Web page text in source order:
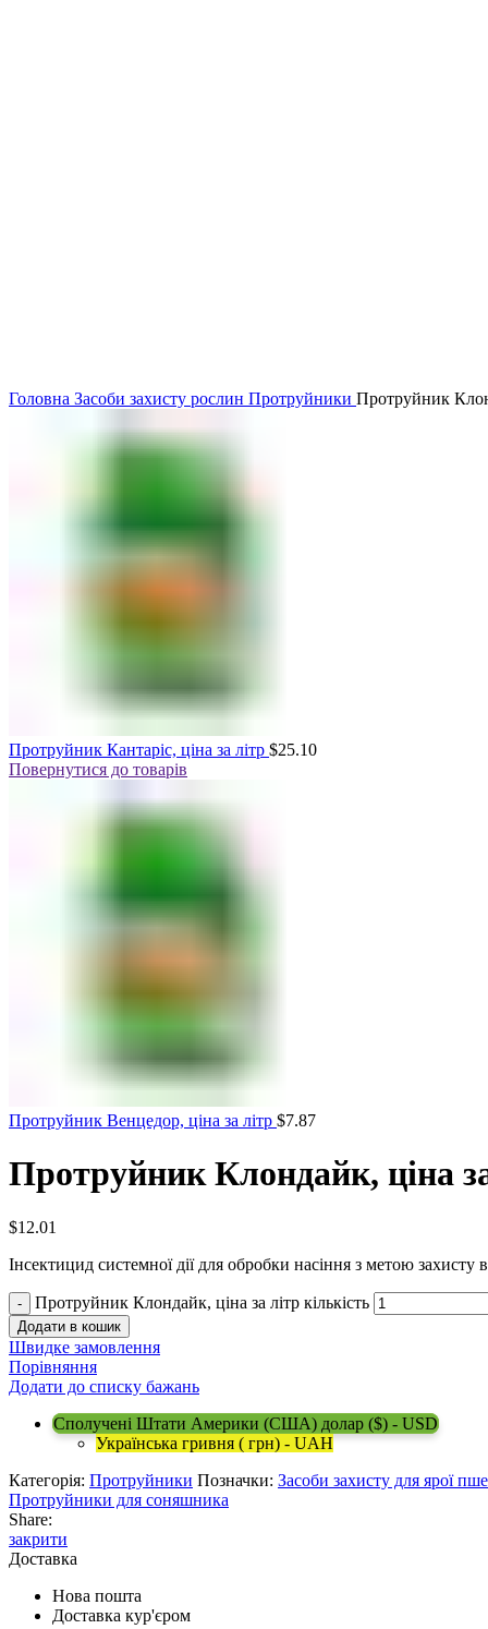
Головна Засоби захисту рослин Протруйники Протруйник
Протруйник Кантаріс, ціна за літр $25.10
Повернутися до товарів
Протруйник Венцедор, ціна за літр $7.87
Протруйник Клондайк, ціна
$12.01
Інсектицид системної дії для обробки насіння з метою захисту
Протруйник Клондайк, ціна за літр кількість
Додати в кошик
Швидке замовлення
Порівняння
Додати до списку бажань
Сполучені Штати Америки (США) долар ($) - USD
Українська гривня ( грн) - UAH
Категорія: Протруйники Позначки: Засоби захисту для ярої
Протруйники для соняшника
Share:
закрити
Доставка
Нова пошта
Доставка кур'єром